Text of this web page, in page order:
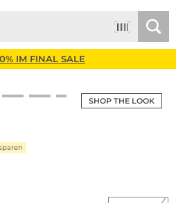
IM FINAL SALE
SHOP THE LOOK